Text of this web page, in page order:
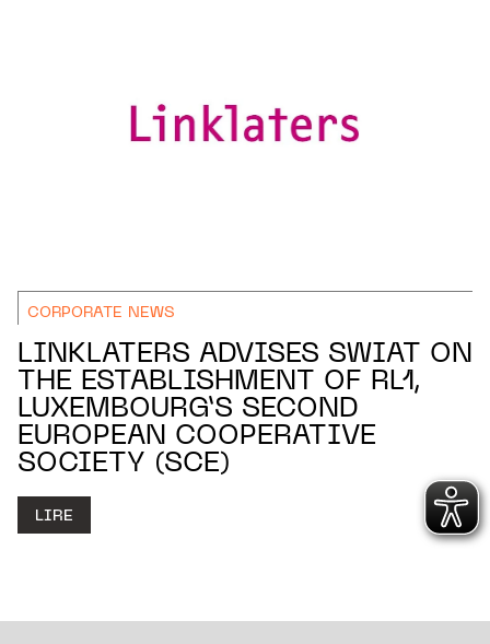
CORPORATE NEWS
LINKLATERS ADVISES SWIAT ON
THE ESTABLISHMENT OF RL1,
LUXEMBOURG’S SECOND
EUROPEAN COOPERATIVE
SOCIETY (SCE)
LIRE